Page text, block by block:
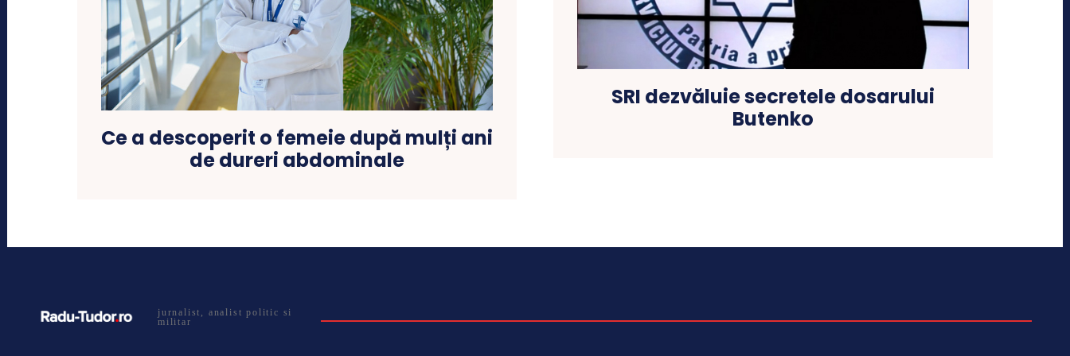
Ce a descoperit o femeie după mulți ani
de dureri abdominale
SRI dezvăluie secretele dosarului
Butenko
jurnalist, analist politic si
militar